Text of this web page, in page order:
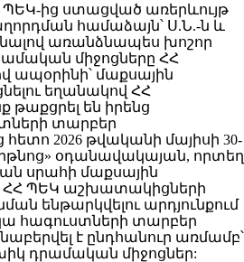
ից ստացված առերևույթ
համաձայն՝ Ս.Ն.-ն և
առանձնապես խոշոր
միջոցները ՀՀ
մաքսային
եղանակով ՀՀ
թաքցրել են իրենց
տարբեր
2026 թվականի մայիսի 30-
օդանավակայան, որտեղ
սրահի մաքսային
ՀՀ ՊԵԿ աշխատակիցների
ենթարկվելու արդյունքում
հագուստների տարբեր
է ընդհանուր առմամբ՝
դրամական միջոցներ: